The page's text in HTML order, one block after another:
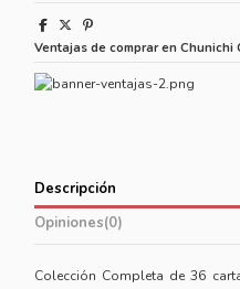
Ventajas de comprar en Chunichi
Descripción
Opiniones(0)
Colección Completa de 36